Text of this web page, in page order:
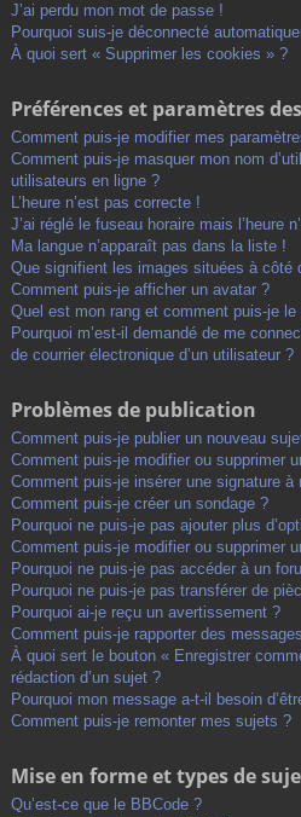
J’ai perdu mon mot de passe !
Pourquoi suis-je déconnecté
À quoi sert « Supprimer les cookies » ?
Préférences et paramètres
Comment puis-je modifier mes
Comment puis-je masquer mon nom
utilisateurs en ligne ?
L’heure n’est pas correcte !
J’ai réglé le fuseau horaire mais l’heure
Ma langue n’apparaît pas dans la liste !
Que signifient les images situées à côté
Comment puis-je afficher un avatar ?
Quel est mon rang et comment puis-je le
Pourquoi m’est-il demandé de me
de courrier électronique d’un utilisateur ?
Problèmes de publication
Comment puis-je publier un nouveau
Comment puis-je modifier ou supprimer
Comment puis-je insérer une signature à
Comment puis-je créer un sondage ?
Pourquoi ne puis-je pas ajouter plus
Comment puis-je modifier ou supprimer
Pourquoi ne puis-je pas accéder à un
Pourquoi ne puis-je pas transférer de
Pourquoi ai-je reçu un avertissement ?
Comment puis-je rapporter des
À quoi sert le bouton « Enregistrer
rédaction d’un sujet ?
Pourquoi mon message a-t-il besoin
Comment puis-je remonter mes sujets ?
Mise en forme et types de
Qu’est-ce que le BBCode ?